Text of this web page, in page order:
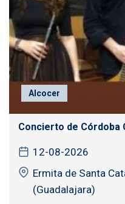
Alcocer
Concierto de Córdoba
12-08-2026
Ermita de Santa
(Guadalajara)